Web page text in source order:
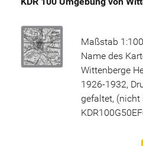
Maßstab
Name des
Wittenberge
1926-1932,
gefaltet,